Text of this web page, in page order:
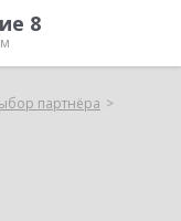
8
партнёра